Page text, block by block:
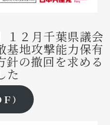
１２月千葉県議会
基地攻撃能力保有
針の撤回を求める
た
）